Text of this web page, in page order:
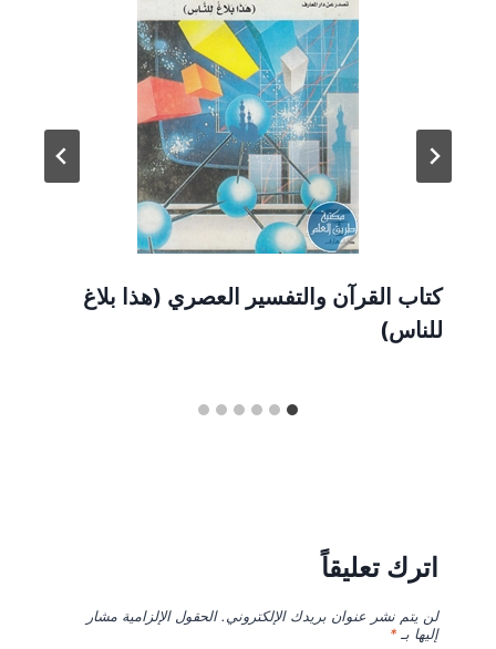
كتاب القرآن والتفسير العصري (هذا بلاغ
للناس)
اترك تعليقاً
لن يتم نشر عنوان بريدك الإلكتروني. الحقول الإلزامية مشار
إليها بـ*